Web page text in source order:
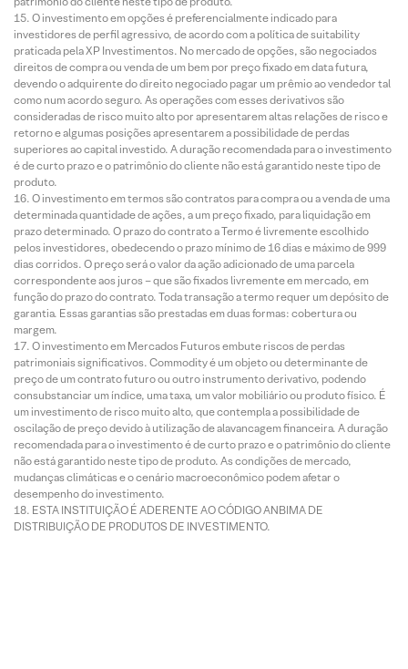
O investimento em opções é preferencialmente indicado para
investidores de perfil agressivo, de acordo com a política de suitability
praticada pela XP Investimentos. No mercado de opções, são negociados
direitos de compra ou venda de um bem por preço fixado em data futura,
devendo o adquirente do direito negociado pagar um prêmio ao vendedor tal
como num acordo seguro. As operações com esses derivativos são
consideradas de risco muito alto por apresentarem altas relações de risco e
retorno e algumas posições apresentarem a possibilidade de perdas
superiores ao capital investido. A duração recomendada para o investimento
é de curto prazo e o patrimônio do cliente não está garantido neste tipo de
produto.
O investimento em termos são contratos para compra ou a venda de uma
determinada quantidade de ações, a um preço fixado, para liquidação em
prazo determinado. O prazo do contrato a Termo é livremente escolhido
pelos investidores, obedecendo o prazo mínimo de 16 dias e máximo de 999
dias corridos. O preço será o valor da ação adicionado de uma parcela
correspondente aos juros – que são fixados livremente em mercado, em
função do prazo do contrato. Toda transação a termo requer um depósito de
garantia. Essas garantias são prestadas em duas formas: cobertura ou
margem.
O investimento em Mercados Futuros embute riscos de perdas
patrimoniais significativos. Commodity é um objeto ou determinante de
preço de um contrato futuro ou outro instrumento derivativo, podendo
consubstanciar um índice, uma taxa, um valor mobiliário ou produto físico. É
um investimento de risco muito alto, que contempla a possibilidade de
oscilação de preço devido à utilização de alavancagem financeira. A duração
recomendada para o investimento é de curto prazo e o patrimônio do cliente
não está garantido neste tipo de produto. As condições de mercado,
mudanças climáticas e o cenário macroeconômico podem afetar o
desempenho do investimento.
ESTA INSTITUIÇÃO É ADERENTE AO CÓDIGO ANBIMA DE
DISTRIBUIÇÃO DE PRODUTOS DE INVESTIMENTO.